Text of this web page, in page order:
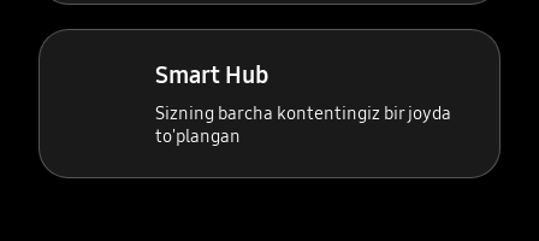
Smart Hub
Sizning barcha kontentingiz bir joyda
to'plangan